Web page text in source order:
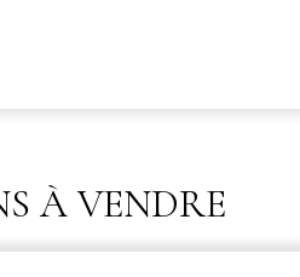
À VENDRE